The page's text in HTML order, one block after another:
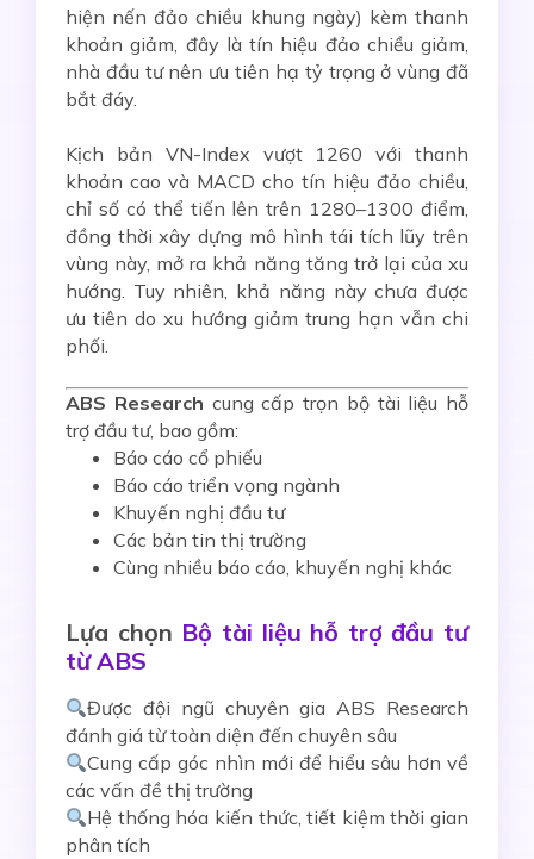
hiện nến đảo chiều khung ngày) kèm thanh
khoản giảm, đây là tín hiệu đảo chiều giảm,
nhà đầu tư nên ưu tiên hạ tỷ trọng ở vùng đã
bắt đáy.
Kịch bản VN-Index vượt 1260 với thanh
khoản cao và MACD cho tín hiệu đảo chiều,
chỉ số có thể tiến lên trên 1280–1300 điểm,
đồng thời xây dựng mô hình tái tích lũy trên
vùng này, mở ra khả năng tăng trở lại của xu
hướng. Tuy nhiên, khả năng này chưa được
ưu tiên do xu hướng giảm trung hạn vẫn chi
phối.
ABS Research cung cấp trọn bộ tài liệu hỗ
trợ đầu tư, bao gồm:
Báo cáo cổ phiếu
Báo cáo triển vọng ngành
Khuyến nghị đầu tư
Các bản tin thị trường
Cùng nhiều báo cáo, khuyến nghị khác
Lựa chọn Bộ tài liệu hỗ trợ đầu tư
từ ABS
Được đội ngũ chuyên gia ABS Research
đánh giá từ toàn diện đến chuyên sâu
Cung cấp góc nhìn mới để hiểu sâu hơn về
các vấn đề thị trường
Hệ thống hóa kiến thức, tiết kiệm thời gian
phân tích